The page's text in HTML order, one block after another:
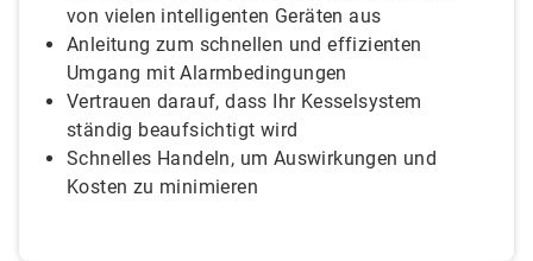
von vielen intelligenten Geräten aus
Anleitung zum schnellen und effizienten
Umgang mit Alarmbedingungen
Vertrauen darauf, dass Ihr Kesselsystem
ständig beaufsichtigt wird
Schnelles Handeln, um Auswirkungen und
Kosten zu minimieren